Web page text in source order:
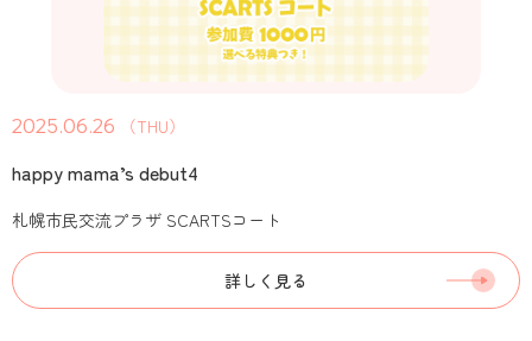
2025.06.26 （THU）
happy mama’s debut4
札幌市民交流プラザ SCARTSコート
詳しく見る